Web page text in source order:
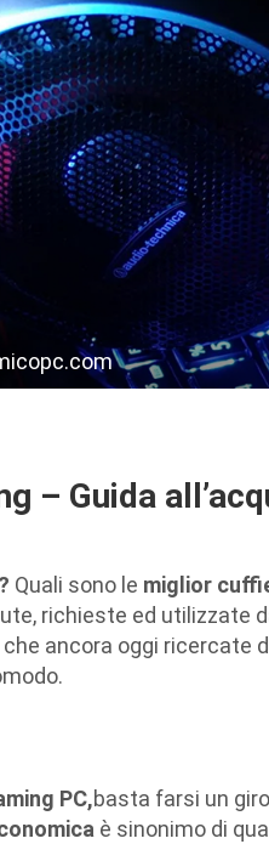
– Guida
Quali sono le miglior
richieste ed utilizzate
che ancora oggi ricercate
PC,basta farsi un
è sinonimo di